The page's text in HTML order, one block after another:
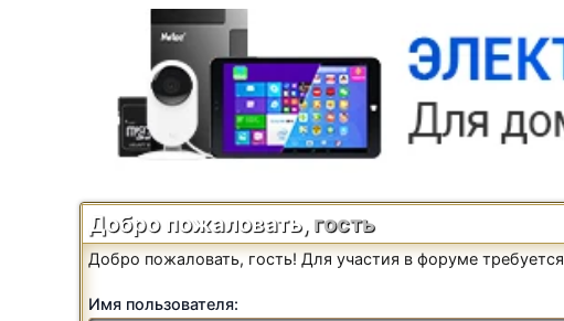
Добро пожаловать, гость
Добро пожаловать, гость! Для участия в форуме требуется
Имя пользователя: